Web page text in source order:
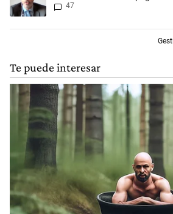
cometer "un delito comprobado"
47